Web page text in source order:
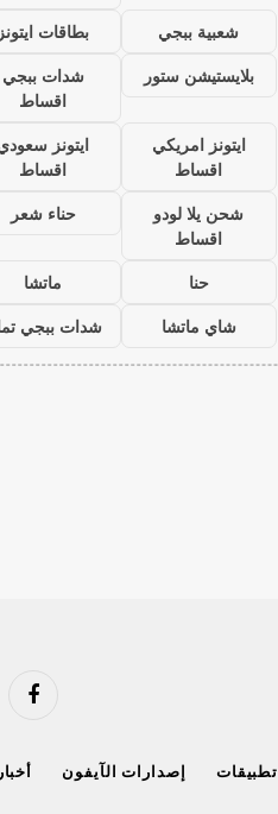
شعبية ببجي
بطاقات ايتونز
بلايستيشن ستور
شدات ببجي
اقساط
ايتونز امريكي
اقساط
ايتونز
اقساط
شحن يلا لودو
اقساط
حناء شعر
حنا
ماتشا
شاي ماتشا
شدات ببجي
تطبيقات إصدارات الآيفون أخبار APPLE